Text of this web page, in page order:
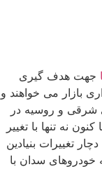
جهت هدف گیری
بازار می خواهند و
شرقی و روسیه در
نه تنها با تغییر
تغییرات بنیادین
خودروهای سدان با